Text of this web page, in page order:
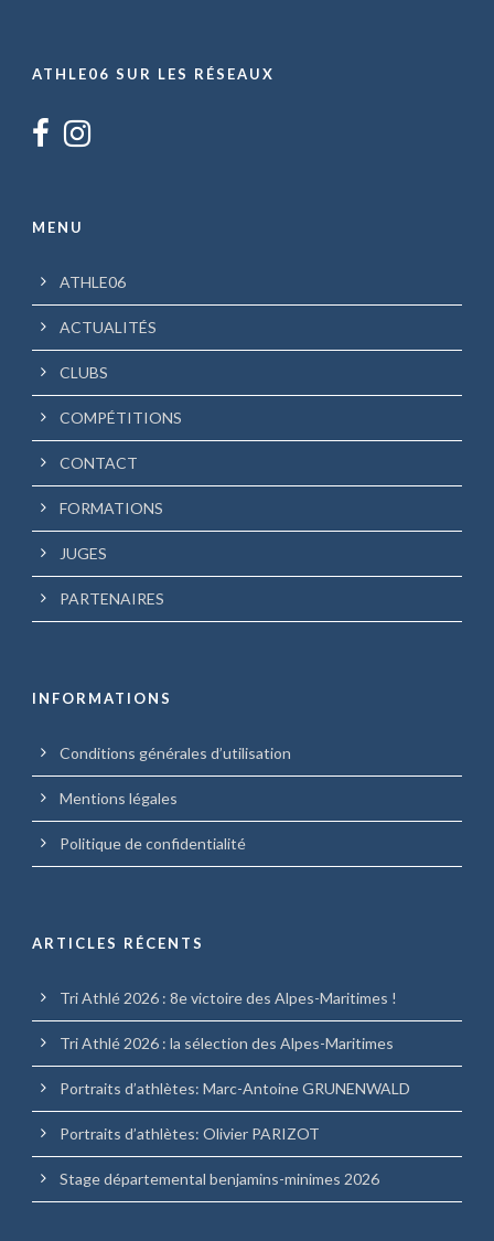
ATHLE06 SUR LES RÉSEAUX
MENU
ATHLE06
ACTUALITÉS
CLUBS
COMPÉTITIONS
CONTACT
FORMATIONS
JUGES
PARTENAIRES
INFORMATIONS
Conditions générales d’utilisation
Mentions légales
Politique de confidentialité
ARTICLES RÉCENTS
Tri Athlé 2026 : 8e victoire des Alpes-Maritimes !
Tri Athlé 2026 : la sélection des Alpes-Maritimes
Portraits d’athlètes: Marc-Antoine GRUNENWALD
Portraits d’athlètes: Olivier PARIZOT
Stage départemental benjamins-minimes 2026